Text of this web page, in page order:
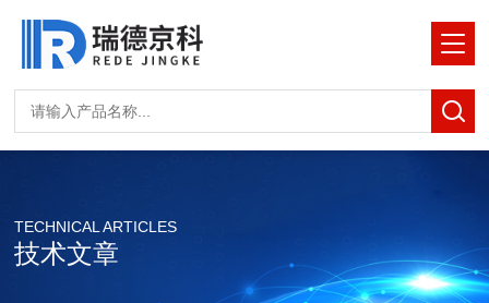
TECHNICAL ARTICLES
技术文章